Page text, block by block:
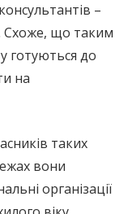
–
Схоже, що таким
готуються до
на
таких
вони
організації